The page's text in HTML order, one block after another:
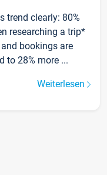
trend clearly: 80%
researching a trip*
bookings are
to 28% more ...
Weiterlesen